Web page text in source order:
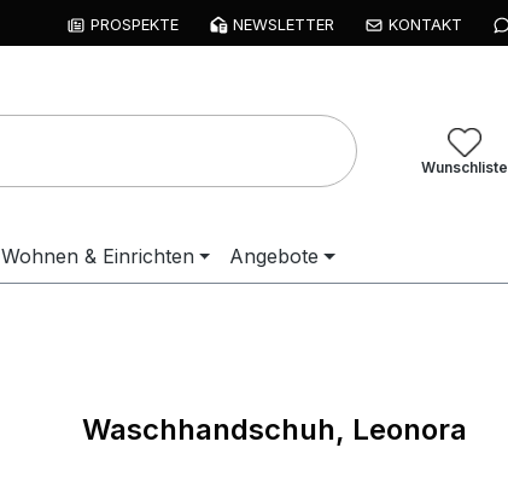
PROSPEKTE NEWSLETTER KONTAKT
Wunschliste
Wohnen & Einrichten Angebote
Waschhandschuh, Leonora